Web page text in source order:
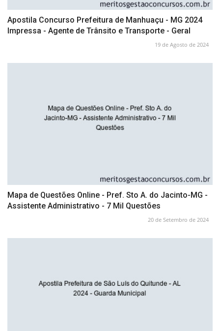
Apostila Concurso Prefeitura de Manhuaçu - MG 2024
Impressa - Agente de Trânsito e Transporte - Geral
19 de Agosto de 2024
Mapa de Questões Online - Pref. Sto A. do Jacinto-MG -
Assistente Administrativo - 7 Mil Questões
20 de Setembro de 2024